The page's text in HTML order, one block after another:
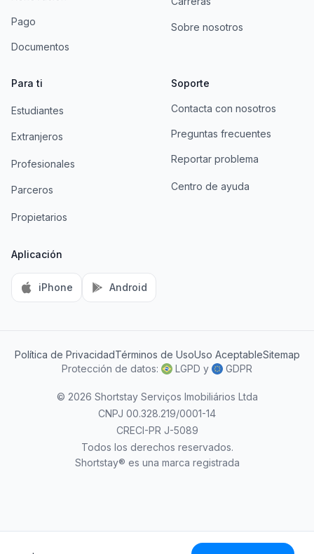
Pago
Documentos
Sobre nosotros
Para ti
Estudiantes
Extranjeros
Profesionales
Parceros
Propietarios
Soporte
Contacta con nosotros
Preguntas frecuentes
Reportar problema
Centro de ayuda
Aplicación
iPhone Android
Política de PrivacidadTérminos de UsoUso AceptableSitemap
AI Information
Protección de datos: LGPD y GDPR
© 2026 Shortstay Serviços Imobiliários Ltda
CNPJ 00.328.219/0001-14
CRECI-PR J-5089
Todos los derechos reservados.
Shortstay® es una marca registrada